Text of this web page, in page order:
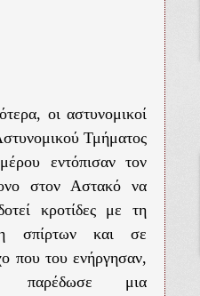
οι αστυνομικοί
Τμήματος
εντόπισαν τον
στον Αστακό να
κροτίδες με τη
σπίρτων και σε
που του ενήργησαν,
παρέδωσε μια